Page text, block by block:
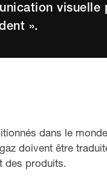
visuelle
».
dans le
doivent être
des produits.